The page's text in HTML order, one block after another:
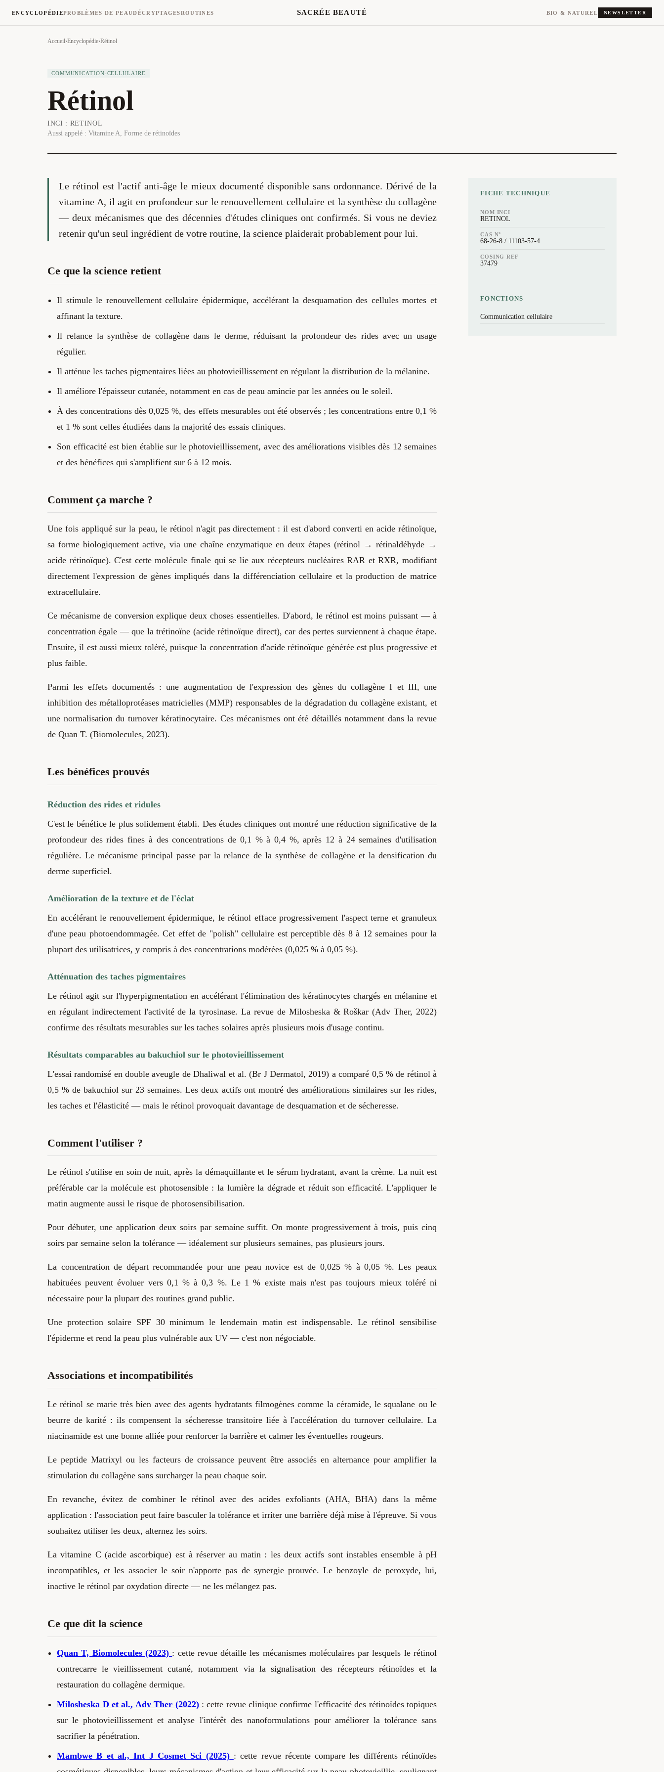
ENCYCLOPÉDIEPROBLÈMES DE PEAUDÉCRYPTAGESROUTINES SACRÉE BEAUTÉ BIO & NATUREL NEWSLETTER
Accueil›Encyclopédie›Rétinol
COMMUNICATION-CELLULAIRE
Rétinol
INCI : RETINOL
Aussi appelé : Vitamine A, Forme de rétinoïdes
Le rétinol est l'actif anti-âge le mieux documenté disponible sans ordonnance. Dérivé de la
vitamine A, il agit en profondeur sur le renouvellement cellulaire et la synthèse du collagène
— deux mécanismes que des décennies d'études cliniques ont confirmés. Si vous ne deviez
retenir qu'un seul ingrédient de votre routine, la science plaiderait probablement pour lui.
Ce que la science retient
Il stimule le renouvellement cellulaire épidermique, accélérant la desquamation des cellules mortes et
affinant la texture.
Il relance la synthèse de collagène dans le derme, réduisant la profondeur des rides avec un usage
régulier.
Il atténue les taches pigmentaires liées au photovieillissement en régulant la distribution de la mélanine.
Il améliore l'épaisseur cutanée, notamment en cas de peau amincie par les années ou le soleil.
À des concentrations dès 0,025 %, des effets mesurables ont été observés ; les concentrations entre 0,1 %
et 1 % sont celles étudiées dans la majorité des essais cliniques.
Son efficacité est bien établie sur le photovieillissement, avec des améliorations visibles dès 12 semaines
et des bénéfices qui s'amplifient sur 6 à 12 mois.
Comment ça marche ?
Une fois appliqué sur la peau, le rétinol n'agit pas directement : il est d'abord converti en acide rétinoïque,
sa forme biologiquement active, via une chaîne enzymatique en deux étapes (rétinol → rétinaldéhyde →
acide rétinoïque). C'est cette molécule finale qui se lie aux récepteurs nucléaires RAR et RXR, modifiant
directement l'expression de gènes impliqués dans la différenciation cellulaire et la production de matrice
extracellulaire.
Ce mécanisme de conversion explique deux choses essentielles. D'abord, le rétinol est moins puissant — à
concentration égale — que la trétinoïne (acide rétinoïque direct), car des pertes surviennent à chaque étape.
Ensuite, il est aussi mieux toléré, puisque la concentration d'acide rétinoïque générée est plus progressive et
plus faible.
Parmi les effets documentés : une augmentation de l'expression des gènes du collagène I et III, une
inhibition des métalloprotéases matricielles (MMP) responsables de la dégradation du collagène existant, et
une normalisation du turnover kératinocytaire. Ces mécanismes ont été détaillés notamment dans la revue
de Quan T. (Biomolecules, 2023).
Les bénéfices prouvés
Réduction des rides et ridules
C'est le bénéfice le plus solidement établi. Des études cliniques ont montré une réduction significative de la
profondeur des rides fines à des concentrations de 0,1 % à 0,4 %, après 12 à 24 semaines d'utilisation
régulière. Le mécanisme principal passe par la relance de la synthèse de collagène et la densification du
derme superficiel.
Amélioration de la texture et de l'éclat
En accélérant le renouvellement épidermique, le rétinol efface progressivement l'aspect terne et granuleux
d'une peau photoendommagée. Cet effet de "polish" cellulaire est perceptible dès 8 à 12 semaines pour la
plupart des utilisatrices, y compris à des concentrations modérées (0,025 % à 0,05 %).
Atténuation des taches pigmentaires
Le rétinol agit sur l'hyperpigmentation en accélérant l'élimination des kératinocytes chargés en mélanine et
en régulant indirectement l'activité de la tyrosinase. La revue de Milosheska & Roškar (Adv Ther, 2022)
confirme des résultats mesurables sur les taches solaires après plusieurs mois d'usage continu.
Résultats comparables au bakuchiol sur le photovieillissement
L'essai randomisé en double aveugle de Dhaliwal et al. (Br J Dermatol, 2019) a comparé 0,5 % de rétinol à
0,5 % de bakuchiol sur 23 semaines. Les deux actifs ont montré des améliorations similaires sur les rides,
les taches et l'élasticité — mais le rétinol provoquait davantage de desquamation et de sécheresse.
Comment l'utiliser ?
Le rétinol s'utilise en soin de nuit, après la démaquillante et le sérum hydratant, avant la crème. La nuit est
préférable car la molécule est photosensible : la lumière la dégrade et réduit son efficacité. L'appliquer le
matin augmente aussi le risque de photosensibilisation.
Pour débuter, une application deux soirs par semaine suffit. On monte progressivement à trois, puis cinq
soirs par semaine selon la tolérance — idéalement sur plusieurs semaines, pas plusieurs jours.
La concentration de départ recommandée pour une peau novice est de 0,025 % à 0,05 %. Les peaux
habituées peuvent évoluer vers 0,1 % à 0,3 %. Le 1 % existe mais n'est pas toujours mieux toléré ni
nécessaire pour la plupart des routines grand public.
Une protection solaire SPF 30 minimum le lendemain matin est indispensable. Le rétinol sensibilise
l'épiderme et rend la peau plus vulnérable aux UV — c'est non négociable.
Associations et incompatibilités
Le rétinol se marie très bien avec des agents hydratants filmogènes comme la céramide, le squalane ou le
beurre de karité : ils compensent la sécheresse transitoire liée à l'accélération du turnover cellulaire. La
niacinamide est une bonne alliée pour renforcer la barrière et calmer les éventuelles rougeurs.
Le peptide Matrixyl ou les facteurs de croissance peuvent être associés en alternance pour amplifier la
stimulation du collagène sans surcharger la peau chaque soir.
En revanche, évitez de combiner le rétinol avec des acides exfoliants (AHA, BHA) dans la même
application : l'association peut faire basculer la tolérance et irriter une barrière déjà mise à l'épreuve. Si vous
souhaitez utiliser les deux, alternez les soirs.
La vitamine C (acide ascorbique) est à réserver au matin : les deux actifs sont instables ensemble à pH
incompatibles, et les associer le soir n'apporte pas de synergie prouvée. Le benzoyle de peroxyde, lui,
inactive le rétinol par oxydation directe — ne les mélangez pas.
Ce que dit la science
Quan T, Biomolecules (2023) : cette revue détaille les mécanismes moléculaires par lesquels le rétinol
contrecarre le vieillissement cutané, notamment via la signalisation des récepteurs rétinoïdes et la
restauration du collagène dermique.
Milosheska D et al., Adv Ther (2022) : cette revue clinique confirme l'efficacité des rétinoïdes topiques
sur le photovieillissement et analyse l'intérêt des nanoformulations pour améliorer la tolérance sans
sacrifier la pénétration.
Mambwe B et al., Int J Cosmet Sci (2025) : cette revue récente compare les différents rétinoïdes
FICHE TECHNIQUE
NOM INCI
RETINOL
CAS N°
68-26-8 / 11103-57-4
COSING REF
37479
FONCTIONS
Communication cellulaire